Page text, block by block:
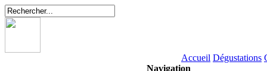
Accueil Dégustations
Navigation